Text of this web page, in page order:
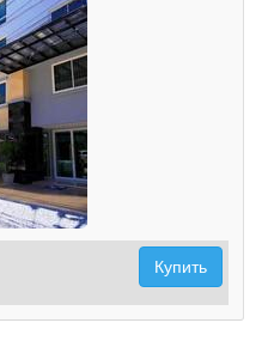
Купить